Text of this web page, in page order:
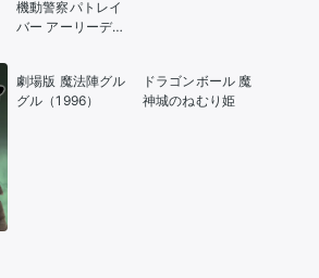
機動警察パトレイ
バー アーリーデイ
劇場版 魔法陣グル
グル（1996）
ドラゴンボール 魔
神城のねむり姫